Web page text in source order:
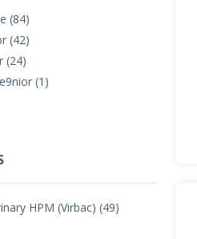
(84)
(42)
(24)
(1)
HPM (Virbac) (49)